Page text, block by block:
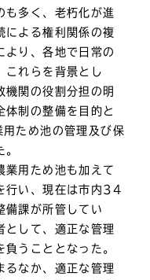
も多く、老朽化が進
による権利関係の複
より、各地で日常の
これらを背景とし
機関の役割分担の明
体制の整備を目的と
ため池の管理及び保
業用ため池も加えて
行い、現在は市内34
備課が所管してい
として、適正な管理
うこととなった。
るなか、適正な管理